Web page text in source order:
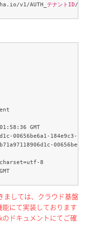
v1/AUTH_ テナントID/
GMT
00656be6a1-184e9c3-
8
ましては、クラウド基盤
にて実装しております
ドキュメントにてご確